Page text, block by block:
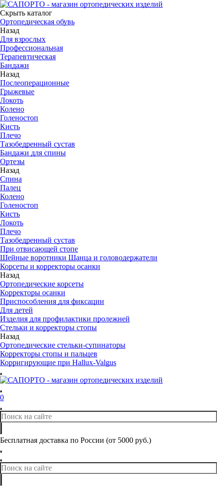
Скрыть каталог
Ортопедическая обувь
Назад
Для взрослых
Профессиональная
Терапевтическая
Бандажи
Назад
Послеоперационные
Грыжевые
Локоть
Колено
Голеностоп
Кисть
Плечо
Тазобедренный сустав
Бандажи для спины
Ортезы
Назад
Спина
Палец
Колено
Голеностоп
Кисть
Локоть
Плечо
Тазобедренный сустав
При отвисающей стопе
Шейные воротники Шанца и головодержатели
Корсеты и корректоры осанки
Назад
Ортопедические корсеты
Корректоры осанки
Приспособления для фиксации
Для детей
Изделия для профилактики пролежней
Стельки и корректоры стопы
Назад
Ортопедические стельки-супинаторы
Корректоры стопы и пальцев
Корригирующие при Hallux-Valgus
0
Бесплатная доставка по России (от 5000 руб.)